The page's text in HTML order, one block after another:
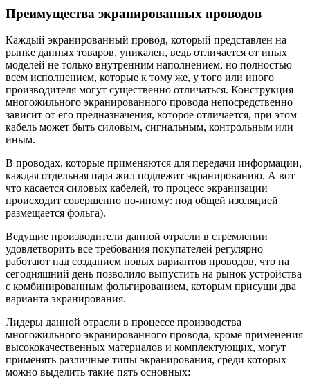
Преимущества экранированных проводов
Каждый экранированный провод, который представлен на
рынке данных товаров, уникален, ведь отличается от иных
моделей не только внутренним наполнением, но полностью
всем исполнением, которые к тому же, у того или иного
производителя могут существенно отличаться. Конструкция
многожильного экранированного провода непосредственно
зависит от его предназначения, которое отличается, при этом
кабель может быть силовым, сигнальным, контрольным или
иным.
В проводах, которые применяются для передачи информации,
каждая отдельная пара жил подлежит экранированию. А вот
что касается силовых кабелей, то процесс экранизации
происходит совершенно по-иному: под общей изоляцией
размещается фольга).
Ведущие производители данной отрасли в стремлении
удовлетворить все требования покупателей регулярно
работают над созданием новых вариантов проводов, что на
сегодняшний день позволило выпустить на рынок устройства
с комбинированным фольгированием, которым присущи два
варианта экранирования.
Лидеры данной отрасли в процессе производства
многожильного экранированного провода, кроме применения
высококачественных материалов и комплектующих, могут
применять различные типы экранирования, среди которых
можно выделить такие пять основных: